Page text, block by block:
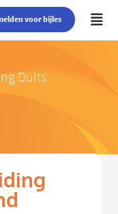
voor bijles
Duits